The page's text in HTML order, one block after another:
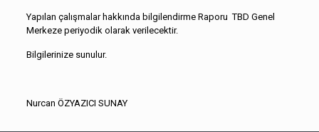
Yapılan çalışmalar hakkında bilgilendirme Raporu TBD Genel
Merkeze periyodik olarak verilecektir.
Bilgilerinize sunulur.
Nurcan ÖZYAZICI SUNAY